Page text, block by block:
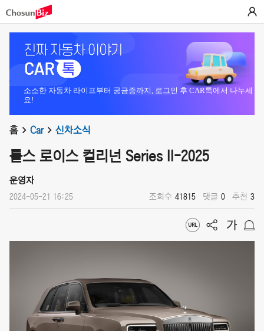
소소한 자동차 라이프부터 궁금증까지, 로그인 후 CAR톡에서 나누세
요!
홈 Car 신차소식
롤스 로이스 컬리넌 Series II-2025
운영자
2024-05-21 16:25 조회수 41815 댓글 0 추천 3